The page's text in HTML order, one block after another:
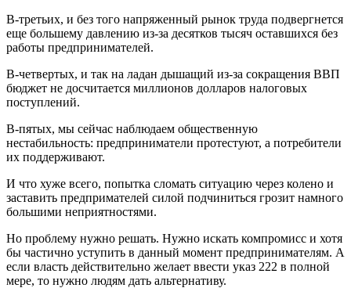
В-третьих, и без того напряженный рынок труда подвергнется
еще большему давлению из-за десятков тысяч оставшихся без
работы предпринимателей.
В-четвертых, и так на ладан дышащий из-за сокращения ВВП
бюджет не досчитается миллионов долларов налоговых
поступлений.
В-пятых, мы сейчас наблюдаем общественную
нестабильность: предприниматели протестуют, а потребители
их поддерживают.
И что хуже всего, попытка сломать ситуацию через колено и
заставить предпримателей силой подчиниться грозит намного
большими неприятностями.
Но проблему нужно решать. Нужно искать компромисс и хотя
бы частично уступить в данный момент предпринимателям. А
если власть действительно желает ввести указ 222 в полной
мере, то нужно людям дать альтернативу.